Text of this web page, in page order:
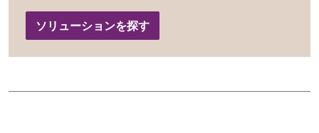
ソリューションを探す